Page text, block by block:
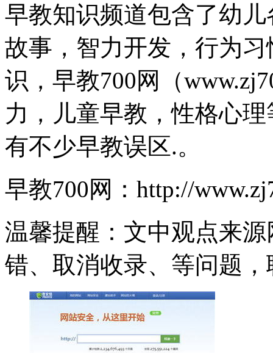
早教知识频道包含了幼
故事，智力开发，行为
识，早教700网（
力，儿童早教，性格心
有不少早教误区.。
早教700网：http://
温馨提醒：文中观点来
错、取消收录、等问题